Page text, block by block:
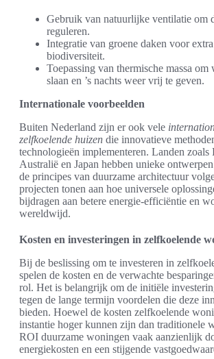
Gebruik van natuurlijke ventilatie om
reguleren.
Integratie van groene daken voor
biodiversiteit.
Toepassing van thermische massa om
slaan en ’s nachts weer vrij te geven.
Internationale voorbeelden
Buiten Nederland zijn er ook vele
zelfkoelende huizen die innovatieve
technologieën implementeren. Landen zoals
Australië en Japan hebben unieke
de principes van duurzame architectuur
projecten tonen aan hoe universele
bijdragen aan betere energie-efficiëntie en
wereldwijd.
Kosten en investeringen in zelfkoelende
Bij de beslissing om te investeren in
spelen de kosten en de verwachte
rol. Het is belangrijk om de initiële
tegen de lange termijn voordelen die deze
bieden. Hoewel de kosten zelfkoelende
instantie hoger kunnen zijn dan traditionele
ROI duurzame woningen vaak aanzienlijk
energiekosten en een stijgende